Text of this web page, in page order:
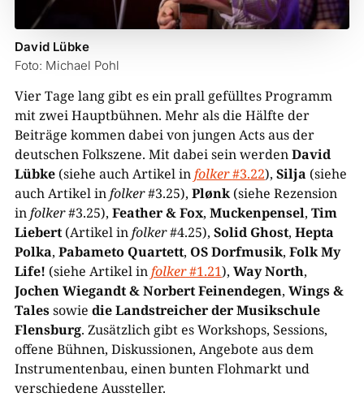
David Lübke
Foto: Michael Pohl
Vier Tage lang gibt es ein prall gefülltes Programm
mit zwei Hauptbühnen. Mehr als die Hälfte der
Beiträge kommen dabei von jungen Acts aus der
deutschen Folkszene. Mit dabei sein werdenDavid
Lübke (siehe auch Artikel infolker#3.22), Silja (siehe
auch Artikel infolker#3.25), Plønk(siehe Rezension
infolker#3.25), Feather & Fox, Muckenpensel, Tim
Liebert(Artikel infolker#4.25), Solid Ghost, Hepta
Polka, Pabameto Quartett, OS Dorfmusik, Folk My
Life! (siehe Artikel infolker#1.21), Way North,
Jochen Wiegandt & Norbert Feinendegen, Wings &
Talessowie die Landstreicher der Musikschule
Flensburg. Zusätzlich gibt es Workshops, Sessions,
offene Bühnen, Diskussionen, Angebote aus dem
Instrumentenbau, einen bunten Flohmarkt und
verschiedene Aussteller.